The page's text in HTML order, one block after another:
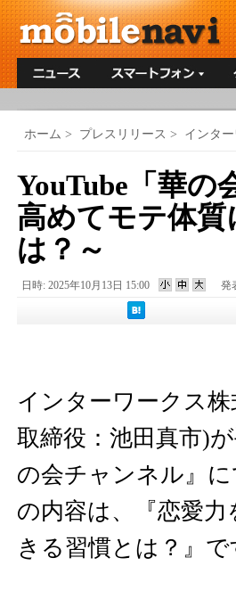
ホーム > プレスリリース > インタ
YouTube「華の
高めてモテ体
は？～
日時: 2025年10月13日 15:00 発
インターワークス
取締役：池田真市)
の会チャンネル』
の内容は、『恋愛
きる習慣とは？』で